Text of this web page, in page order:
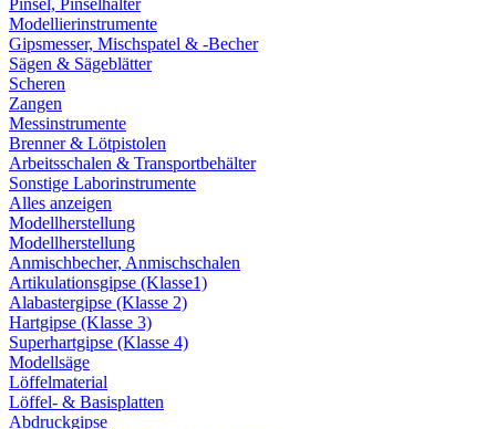
Pinsel, Pinselhalter
Modellierinstrumente
Gipsmesser, Mischspatel & -Becher
Sägen & Sägeblätter
Scheren
Zangen
Messinstrumente
Brenner & Lötpistolen
Arbeitsschalen & Transportbehälter
Sonstige Laborinstrumente
Alles anzeigen
Modellherstellung
Modellherstellung
Anmischbecher, Anmischschalen
Artikulationsgipse (Klasse1)
Alabastergipse (Klasse 2)
Hartgipse (Klasse 3)
Superhartgipse (Klasse 4)
Modellsäge
Löffelmaterial
Löffel- & Basisplatten
Abdruckgipse